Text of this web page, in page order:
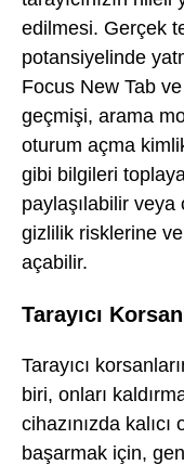
edilmesi. Gerçek
potansiyelinde
Focus New Tab
geçmişi, arama
oturum açma
gibi bilgileri
paylaşılabilir veya
gizlilik risklerine ve
açabilir.
Tarayıcı
Tarayıcı
biri, onları
cihazınızda
başarmak için,